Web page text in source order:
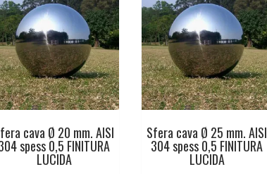
cava Ø 20 mm. AISI
spess 0,5 FINITURA
LUCIDA
Sfera cava Ø 25 mm. AISI
304 spess 0,5 FINITURA
LUCIDA